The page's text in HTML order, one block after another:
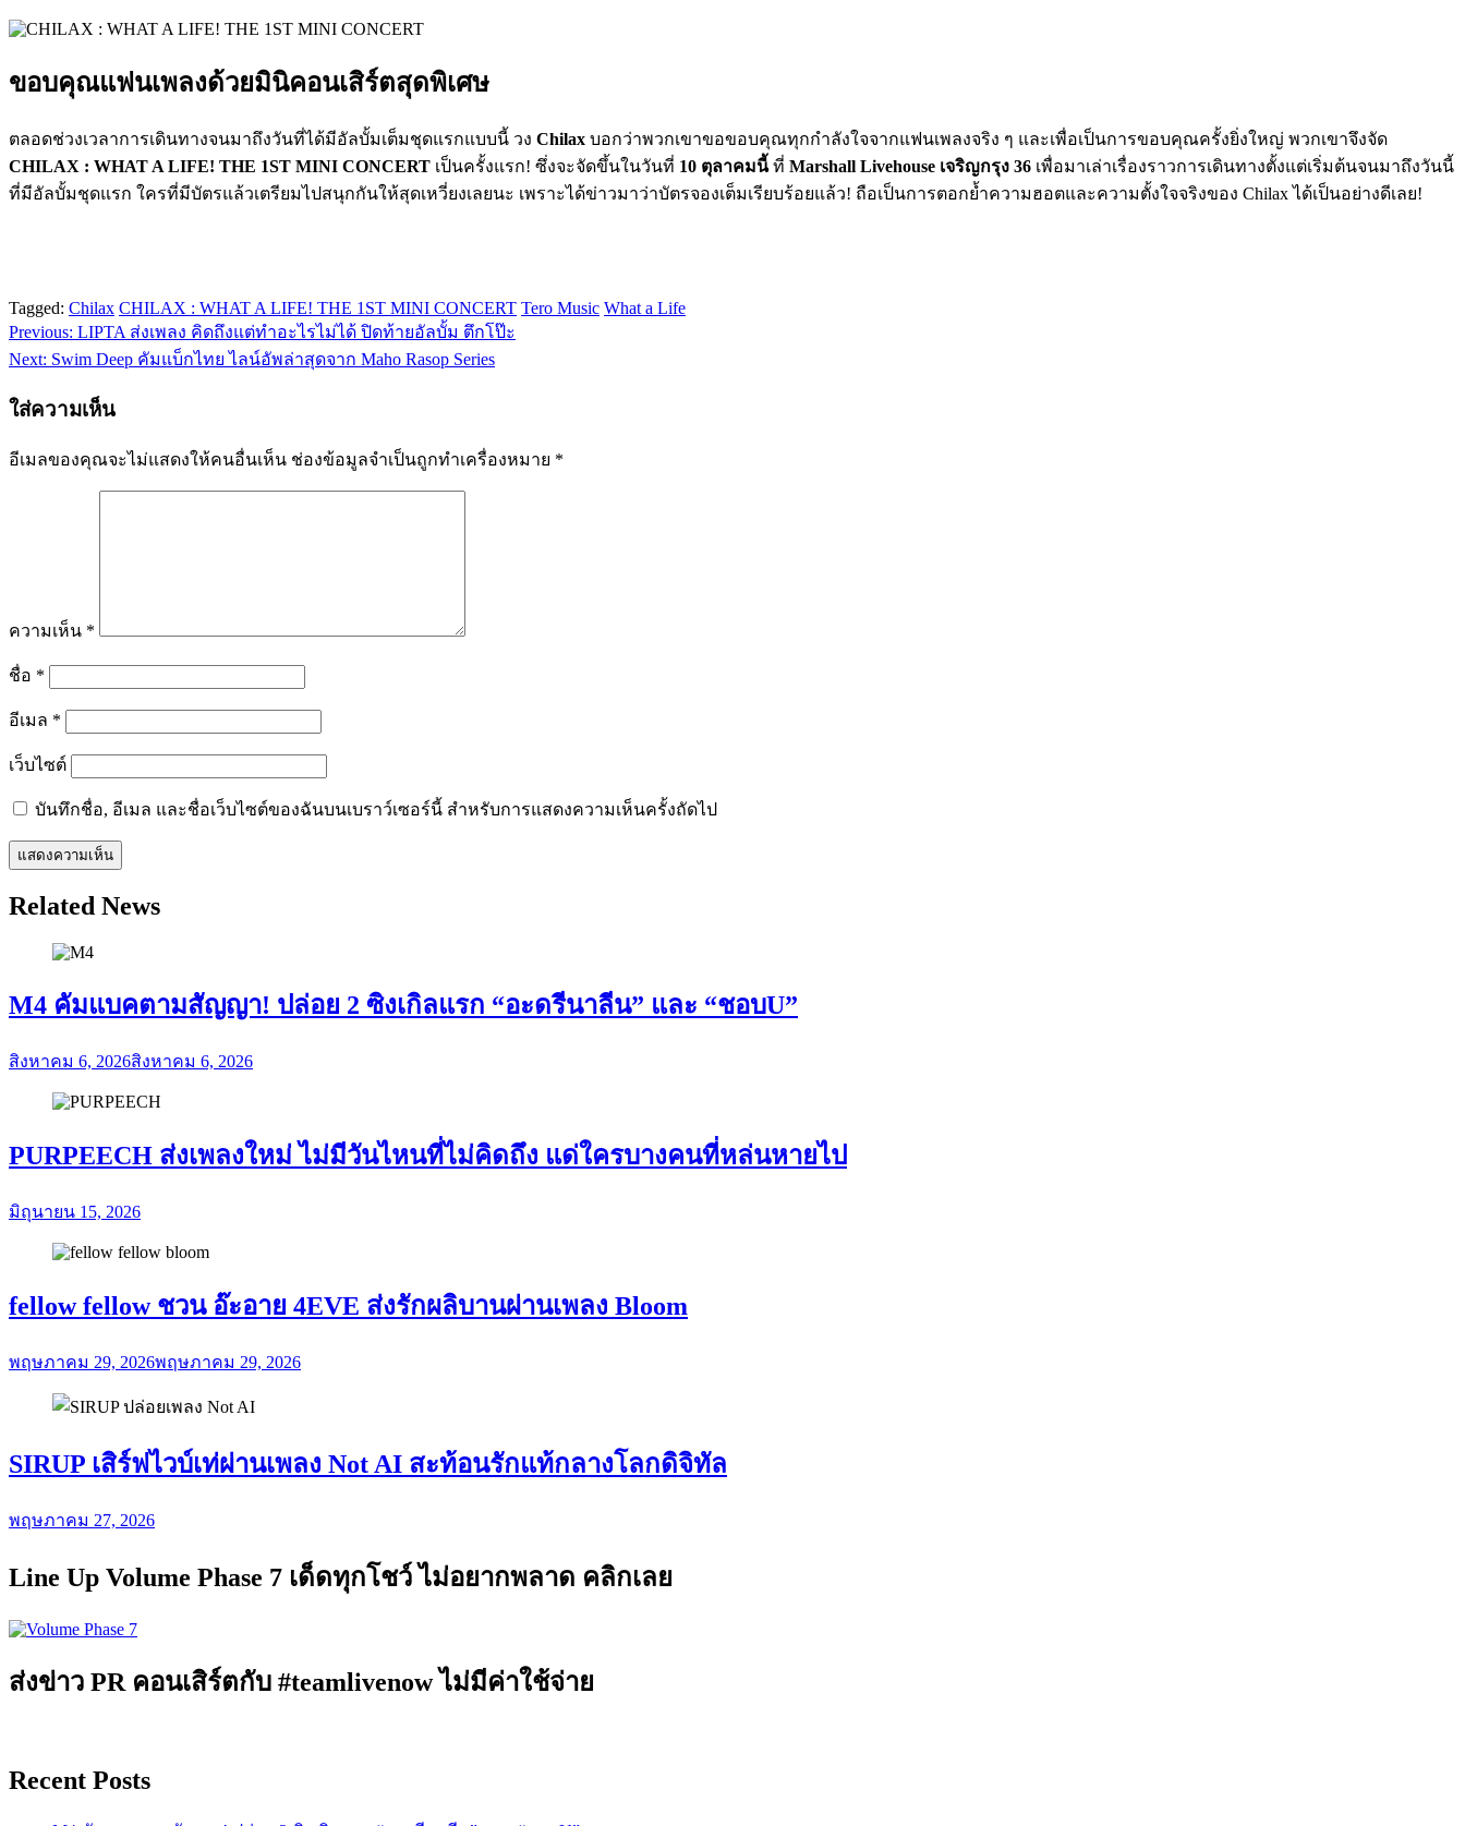
ขอบคุณแฟนเพลงด้วยมินิคอนเสิร์ตสุดพิเศษ
ตลอดช่วงเวลาการเดินทางจนมาถึงวันที่ได้มีอัลบั้มเต็มชุดแรกแบบนี้ วง Chilax บอกว่าพวกเขาขอขอบคุณทุกกำลังใจจากแฟนเพลงจริง ๆ และเพื่อเป็นการขอบคุณครั้งยิ่งใหญ่ พวกเขาจึงจัด
CHILAX : WHAT A LIFE! THE 1ST MINI CONCERT เป็นครั้งแรก! ซึ่งจะจัดขึ้นในวันที่ 10 ตุลาคมนี้ที่ Marshall Livehouse เจริญกรุง 36 เพื่อมาเล่าเรื่องราวการเดินทางตั้งแต่เริ่มต้นจนมาถึงวันนี้
ที่มีอัลบั้มชุดแรก ใครที่มีบัตรแล้วเตรียมไปสนุกกันให้สุดเหวี่ยงเลยนะ เพราะได้ข่าวมาว่าบัตรจองเต็มเรียบร้อยแล้ว! ถือเป็นการตอกย้ำความฮอตและความตั้งใจจริงของ Chilax ได้เป็นอย่างดีเลย!
Tagged: Chilax CHILAX : WHAT A LIFE! THE 1ST MINI CONCERT Tero Music What a Life
แนะแนว
Previous: LIPTA ส่งเพลง คิดถึงแต่ทำอะไรไม่ได้ ปิดท้ายอัลบั้ม ตึกโป๊ะ
Next: Swim Deep คัมแบ็กไทย ไลน์อัพล่าสุดจาก Maho Rasop Series
ใส่ความเห็น
อีเมลของคุณจะไม่แสดงให้คนอื่นเห็น ช่องข้อมูลจำเป็นถูกทำเครื่องหมาย *
ความเห็น *
ชื่อ *
อีเมล *
เว็บไซต์
บันทึกชื่อ, อีเมล และชื่อเว็บไซต์ของฉันบนเบราว์เซอร์นี้ สำหรับการแสดงความเห็นครั้งถัดไป
Related News
M4 คัมแบคตามสัญญา! ปล่อย 2 ซิงเกิลแรก “อะดรีนาลีน” และ “ชอบU”
สิงหาคม 6, 2026สิงหาคม 6, 2026
PURPEECH ส่งเพลงใหม่ ไม่มีวันไหนที่ไม่คิดถึง แด่ใครบางคนที่หล่นหายไป
มิถุนายน 15, 2026
fellow fellow ชวน อ๊ะอาย 4EVE ส่งรักผลิบานผ่านเพลง Bloom
พฤษภาคม 29, 2026พฤษภาคม 29, 2026
SIRUP เสิร์ฟไวบ์เท่ผ่านเพลง Not AI สะท้อนรักแท้กลางโลกดิจิทัล
พฤษภาคม 27, 2026
Line Up Volume Phase 7 เด็ดทุกโชว์ ไม่อยากพลาด คลิกเลย
ส่งข่าว PR คอนเสิร์ตกับ #teamlivenow ไม่มีค่าใช้จ่าย
Recent Posts